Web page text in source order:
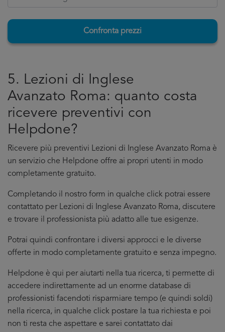
Confronta prezzi
5. Lezioni di Inglese
Avanzato Roma: quanto costa
ricevere preventivi con
Helpdone?
Ricevere più preventivi Lezioni di Inglese Avanzato Roma è
un servizio che Helpdone offre ai propri utenti in modo
completamente gratuito.
Completando il nostro form in qualche click potrai essere
contattato per Lezioni di Inglese Avanzato Roma, discutere
e trovare il professionista più adatto alle tue esigenze.
Potrai quindi confrontare i diversi approcci e le diverse
offerte in modo completamente gratuito e senza impegno.
Helpdone è qui per aiutarti nella tua ricerca, ti permette di
accedere indirettamente ad un enorme database di
professionisti facendoti risparmiare tempo (e quindi soldi)
nella ricerca, in qualche click postare la tua richiesta e poi
non ti resta che aspettare e sarei contattato dai